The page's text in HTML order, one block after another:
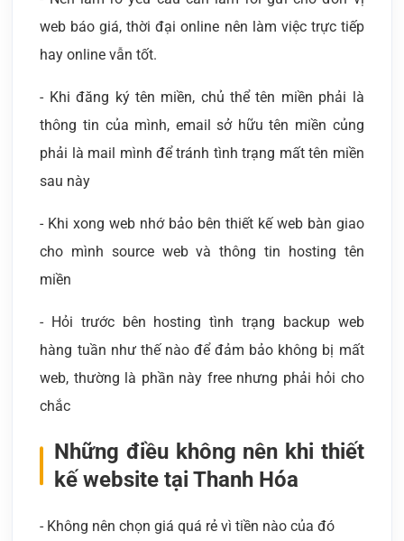
web báo giá, thời đại online nên làm việc trực tiếp
hay online vẫn tốt.
- Khi đăng ký tên miền, chủ thể tên miền phải là
thông tin của mình, email sở hữu tên miền củng
phải là mail mình để tránh tình trạng mất tên miền
sau này
- Khi xong web nhớ bảo bên thiết kế web bàn giao
cho mình source web và thông tin hosting tên
miền
- Hỏi trước bên hosting tình trạng backup web
hàng tuần như thế nào để đảm bảo không bị mất
web, thường là phần này free nhưng phải hỏi cho
chắc
Những điều không nên khi thiết
kế website tại Thanh Hóa
- Không nên chọn giá quá rẻ vì tiền nào của đó